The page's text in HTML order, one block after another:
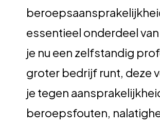
essentieel onderdeel
je nu een zelfstandig
groter bedrijf runt, deze
je tegen
beroepsfouten,